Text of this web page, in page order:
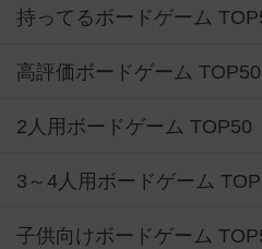
持ってるボードゲーム
高評価ボードゲーム TOP50
2人用ボードゲーム TOP50
3～4人用ボードゲーム
子供向けボードゲーム